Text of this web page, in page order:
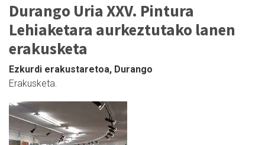
Durango Uria XXV. Pintura
Lehiaketara aurkeztutako lanen
erakusketa
Ezkurdi erakustaretoa, Durango
Erakusketa.